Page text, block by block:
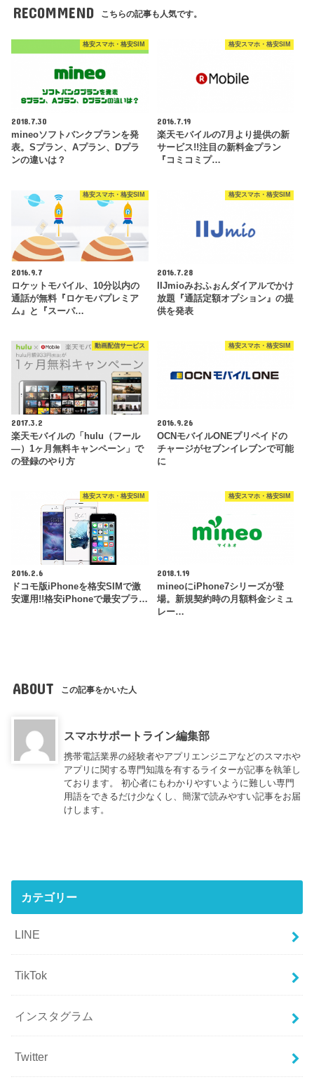
RECOMMEND こちらの記事も人気です。
格安スマホ・格安SIM
2018.7.30
mineoソフトバンクプランを発
表。Sプラン、Aプラン、Dプラ
ンの違いは？
格安スマホ・格安SIM
2016.7.19
楽天モバイルの7月より提供の新
サービス!!注目の新料金プラン
『コミコミプ…
格安スマホ・格安SIM
2016.9.7
ロケットモバイル、10分以内の
通話が無料『ロケモバプレミア
ム』と『スーパ…
格安スマホ・格安SIM
2016.7.28
IIJmioみおふぉんダイアルでかけ
放題『通話定額オプション』の提
供を発表
動画配信サービス
2017.3.2
楽天モバイルの「hulu（フール
―）1ヶ月無料キャンペーン」で
の登録のやり方
格安スマホ・格安SIM
2016.9.26
OCNモバイルONEプリペイドの
チャージがセブンイレブンで可能
に
格安スマホ・格安SIM
2016.2.6
ドコモ版iPhoneを格安SIMで激
安運用!!格安iPhoneで最安プラ…
格安スマホ・格安SIM
2018.1.19
mineoにiPhone7シリーズが登
場。新規契約時の月額料金シミュ
レー…
ABOUT この記事をかいた人
スマホサポートライン編集部
携帯電話業界の経験者やアプリエンジニアなどのスマホや
アプリに関する専門知識を有するライターが記事を執筆し
ております。 初心者にもわかりやすいように難しい専門
用語をできるだけ少なくし、簡潔で読みやすい記事をお届
けします。
カテゴリー
LINE
TikTok
インスタグラム
Twitter